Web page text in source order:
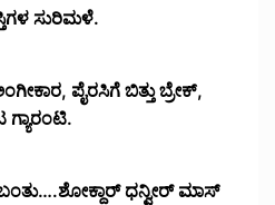
ಸುರಿಮಳೆ.
ಪೈರಸಿಗೆ ಬಿತ್ತು ಬ್ರೇಕ್,
ಧನ್ವೀರ್ ಮಾಸ್